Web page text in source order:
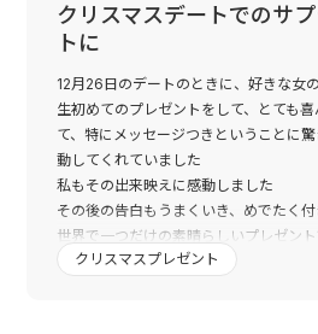
クリスマスデートでのサ
トに
12月26日のデートのときに、好きな女
生初めてのプレゼントをして、とても喜
て、特にメッセージつきということに
動してくれていました
私もその出来映えに感動しました
その後の告白もうまくいき、めでたく
世界で一つだけの素晴らしいプレゼン
ができ、トゥーユーのみなさまに感謝
クリスマスプレゼント